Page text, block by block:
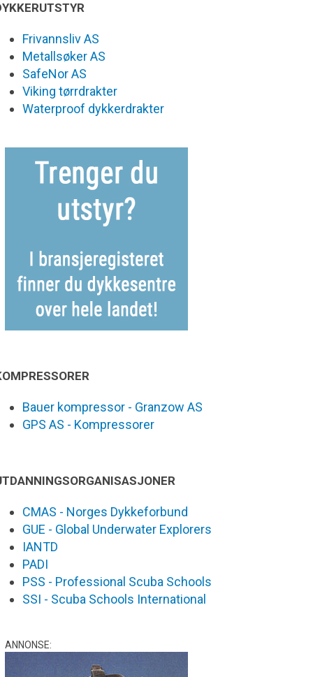
Frivannsliv AS
Metallsøker AS
SafeNor AS
Viking tørrdrakter
Waterproof dykkerdrakter
Bauer kompressor - Granzow AS
GPS AS - Kompressorer
CMAS - Norges Dykkeforbund
GUE - Global Underwater Explorers
IANTD
PADI
PSS - Professional Scuba Schools
SSI - Scuba Schools International
ANNONSE: